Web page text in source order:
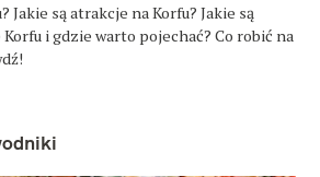
Jakie są atrakcje na Korfu? Jakie są
i gdzie warto pojechać? Co robić na